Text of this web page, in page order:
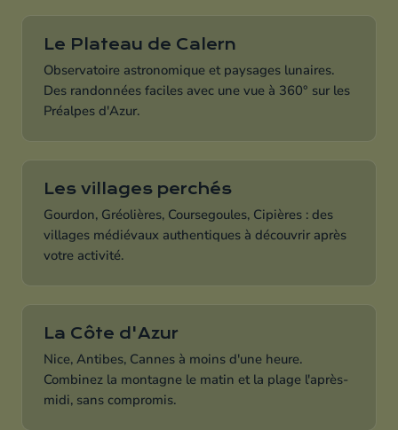
Le Plateau de Calern
Observatoire astronomique et paysages lunaires.
Des randonnées faciles avec une vue à 360° sur les
Préalpes d'Azur.
Les villages perchés
Gourdon, Gréolières, Coursegoules, Cipières : des
villages médiévaux authentiques à découvrir après
votre activité.
La Côte d'Azur
Nice, Antibes, Cannes à moins d'une heure.
Combinez la montagne le matin et la plage l'après-
midi, sans compromis.